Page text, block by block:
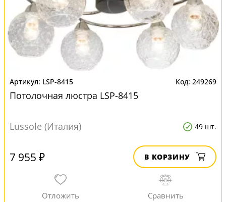
LSP-8415 249269
Потолочная люстра LSP-8415
Lussole (Италия) 49 шт.
7 955 ₽ В КОРЗИНУ